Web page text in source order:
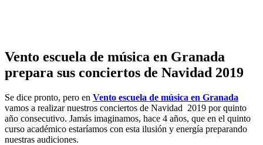
Vento escuela de música en Granada
prepara sus conciertos de Navidad 2019
Se dice pronto, pero en Vento escuela de música en Granada
vamos a realizar nuestros conciertos de Navidad 2019 por quinto
año consecutivo. Jamás imaginamos, hace 4 años, que en el quinto
curso académico estaríamos con esta ilusión y energía preparando
nuestras audiciones.